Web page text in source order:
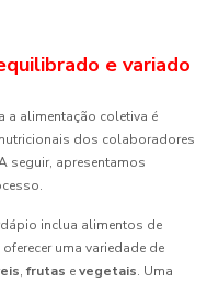
e variado
a alimentação coletiva é
dos colaboradores
seguir, apresentamos
inclua alimentos de
uma variedade de
, frutas evegetais. Uma